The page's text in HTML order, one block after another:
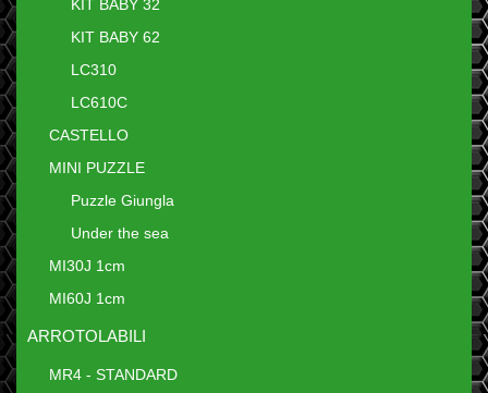
KIT BABY 32
KIT BABY 62
LC310
LC610C
CASTELLO
MINI PUZZLE
Puzzle Giungla
Under the sea
MI30J 1cm
MI60J 1cm
ARROTOLABILI
MR4 - STANDARD